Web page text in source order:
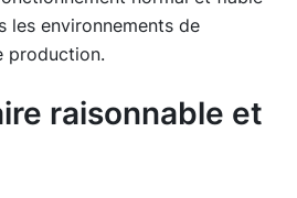
les environnements de
production.
raisonnable et